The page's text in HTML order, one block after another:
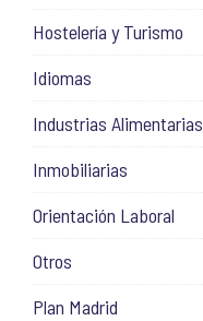
Hostelería y Turismo
Idiomas
Industrias Alimentarias
Inmobiliarias
Orientación Laboral
Otros
Plan Madrid